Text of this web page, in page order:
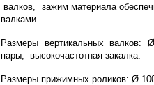
валков, зажим материала
валками.
Размеры вертикальных
пары, высокочастотная закалка.
Размеры прижимных роликов: Ø